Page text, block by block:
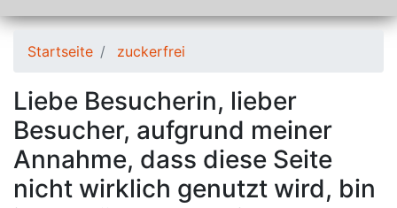
Startseite zuckerfrei
Liebe Besucherin, lieber
Besucher, aufgrund meiner
Annahme, dass diese Seite
nicht wirklich genutzt wird, bin